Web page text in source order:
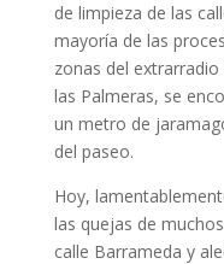
de limpieza de las
mayoría de las
zonas del
las Palmeras, se
un metro de
del paseo.
Hoy,
las quejas de
calle Barrameda y